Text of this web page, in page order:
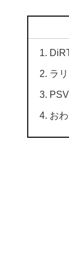
ラ
お